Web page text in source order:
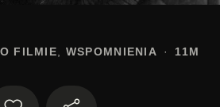
O FILMIE WSPOMNIENIA 11M